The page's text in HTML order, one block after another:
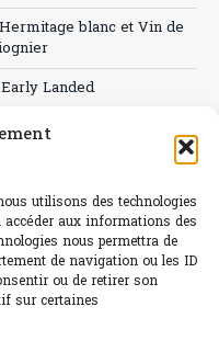
utilisons des technologies
accéder aux informations des
nous permettra de
de navigation ou les ID
ou de retirer son
sur certaines
blanc et Vin de
Landed
espagnole » ?
pour la santé.